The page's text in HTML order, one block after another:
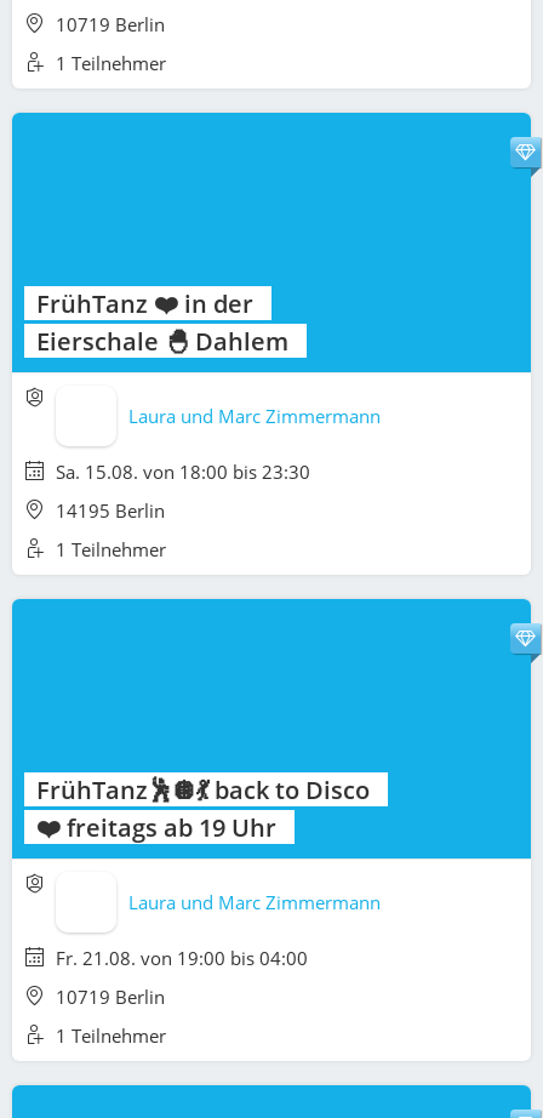
10719 Berlin
1 Teilnehmer
FrühTanz ❤️ in der
Eierschale 🐣 Dahlem
Laura und Marc Zimmermann
Sa. 15.08. von 18:00 bis 23:30
14195 Berlin
1 Teilnehmer
FrühTanz🕺🪩💃 back to Disco
❤️ freitags ab 19 Uhr
Laura und Marc Zimmermann
Fr. 21.08. von 19:00 bis 04:00
10719 Berlin
1 Teilnehmer